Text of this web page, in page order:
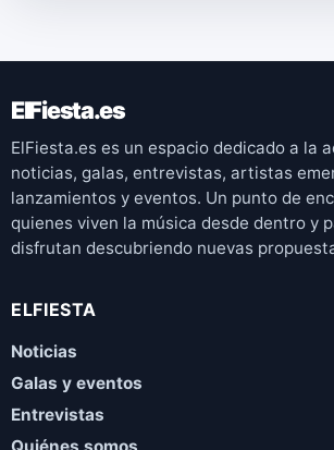
ElFiesta.es
ElFiesta.es es un espacio dedicado a la
noticias, galas, entrevistas, artistas
lanzamientos y eventos. Un punto de
quienes viven la música desde dentro y
disfrutan descubriendo nuevas
ELFIESTA
Noticias
Galas y eventos
Entrevistas